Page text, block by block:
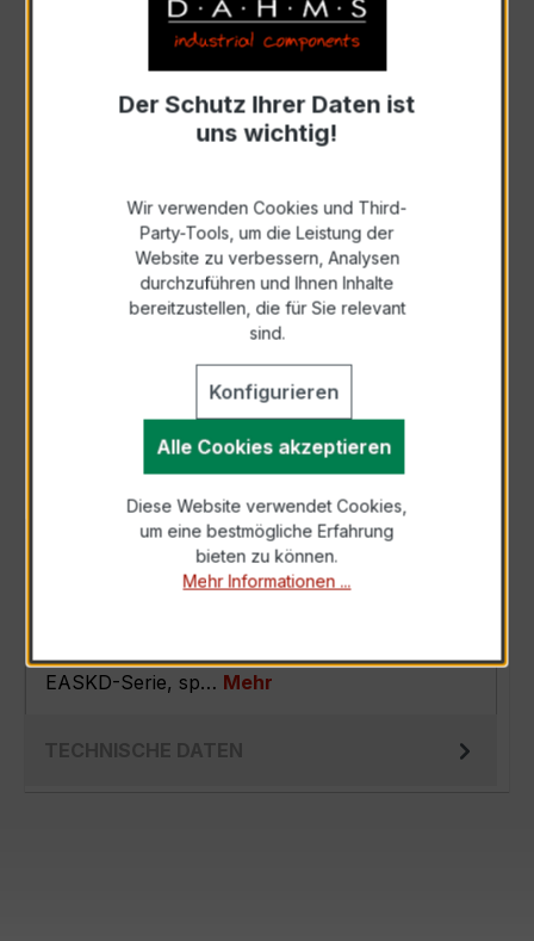
Auswahl zurücksetzen
Art. Nr.:57586
Zur Sammelanfrage hinzufügen
Anfrage telefonisch
Als PDF exportieren
Der EASKD 31.5 3x300/5A 2,5VA Kl.0,5s ist ein
Verrechnungsstromwandler der bewährten
EASKD-Serie, sp… Mehr
TECHNISCHE DATEN
Der Schutz Ihrer Daten ist
uns wichtig!
Wir verwenden Cookies und Third-
Party-Tools, um die Leistung der
Website zu verbessern, Analysen
durchzuführen und Ihnen Inhalte
bereitzustellen, die für Sie relevant
sind.
Konfigurieren
Alle Cookies akzeptieren
Diese Website verwendet Cookies,
um eine bestmögliche Erfahrung
bieten zu können.
Mehr Informationen ...